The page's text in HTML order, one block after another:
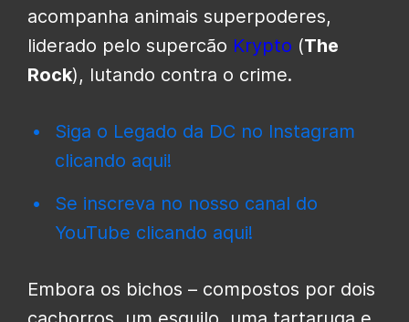
acompanha animais superpoderes,
liderado pelo supercão Krypto (The
Rock), lutando contra o crime.
Siga o Legado da DC no Instagram
clicando aqui!
Se inscreva no nosso canal do
YouTube clicando aqui!
Embora os bichos – compostos por dois